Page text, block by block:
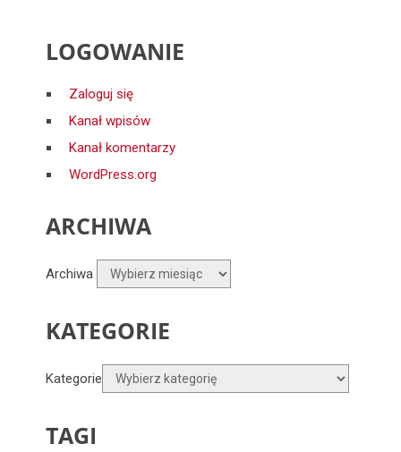
LOGOWANIE
Zaloguj się
Kanał wpisów
Kanał komentarzy
WordPress.org
ARCHIWA
Archiwa
KATEGORIE
Kategorie
TAGI